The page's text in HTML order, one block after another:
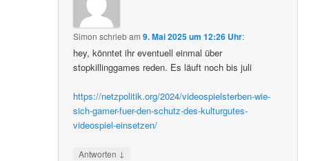
Simon schriebam9. Mai 2025 um 12:26 Uhr:
hey, könntet ihr eventuell einmal über
stopkillinggames reden. Es läuft noch bis juli
https://netzpolitik.org/2024/videospielsterben-wie-
sich-gamer-fuer-den-schutz-des-kulturgutes-
videospiel-einsetzen/
Antworten ↓